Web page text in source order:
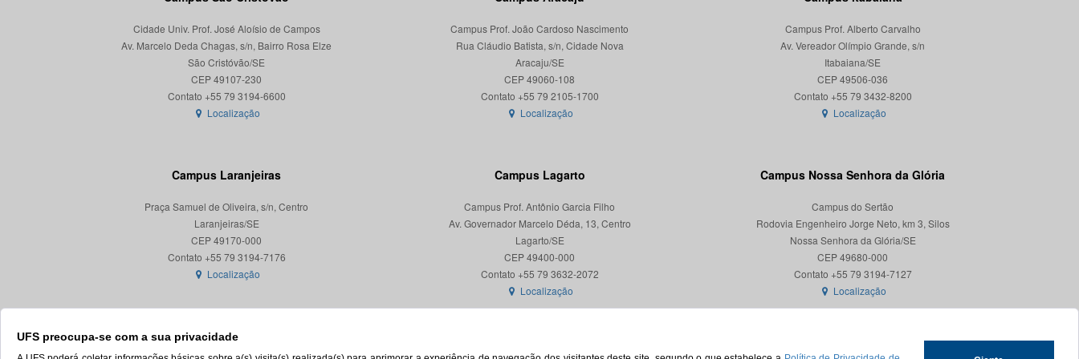
UFS preocupa-se com a sua privacidade
Cidade Univ. Prof. José Aloísio de Campos
Av. Marcelo Deda Chagas, s/n, Bairro Rosa Elze
São Cristóvão/SE
CEP 49107-230
Localização
Campus Prof. João Cardoso Nascimento
Rua Cláudio Batista, s/n, Cidade Nova
Aracaju/SE
CEP 49060-108
Localização
Campus Prof. Alberto Carvalho
Av. Vereador Olímpio Grande, s/n
Itabaiana/SE
CEP 49506-036
Localização
Campus Laranjeiras
Praça Samuel de Oliveira, s/n, Centro
Laranjeiras/SE
CEP 49170-000
Localização
Campus Lagarto
Campus Prof. Antônio Garcia Filho
Av. Governador Marcelo Déda, 13, Centro
Lagarto/SE
CEP 49400-000
Localização
Campus Nossa Senhora da Glória
Campus do Sertão
Rodovia Engenheiro Jorge Neto, km 3, Silos
Nossa Senhora da Glória/SE
CEP 49680-000
Contato +55 79 3194-7127
Localização